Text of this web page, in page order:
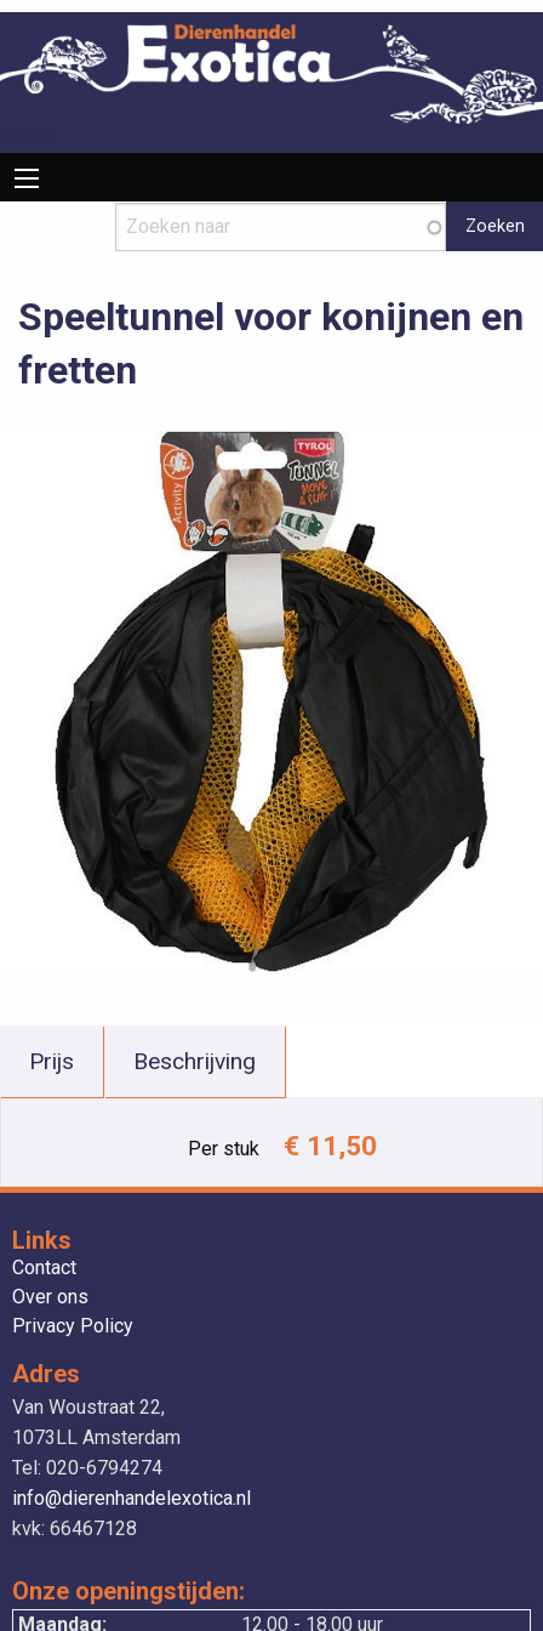
Overslaan
naar
gaan
Hoofdnavigatie
Speeltunnel voor konijnen en
fretten
Prijs Beschrijving
Per stuk € 11,50
Links
Contact
Over ons
Privacy Policy
Adres
Van Woustraat 22,
1073LL Amsterdam
Tel: 020-6794274
info@dierenhandelexotica.nl
kvk: 66467128
Onze openingstijden:
Maandag: 12.00 - 18.00 uur